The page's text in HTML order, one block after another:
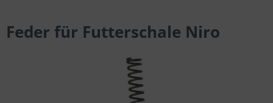
Feder für Futterschale Niro